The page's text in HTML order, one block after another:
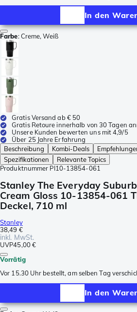
In den
Farbe:Creme, Weiß
Gratis Versand ab € 50
Gratis Retoure innerhalb von 30 Tagen
Unsere Kunden bewerten uns mit 4,9/5
Über 25 Jahre Erfahrung
Beschreibung
Kombi-Deals
Spezifikationen
Relevante Topics
Produktnummer PI10-13854-061
Stanley The Everyday
Cream Gloss 10-13854-061
Deckel, 710 ml
Stanley
38,49 €
inkl. MwSt.
UVP45,00 €
Vorrätig
Vor 15.30 Uhr bestellt, am selben Tag
In den